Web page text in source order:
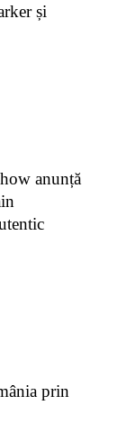
și
anunță
prin